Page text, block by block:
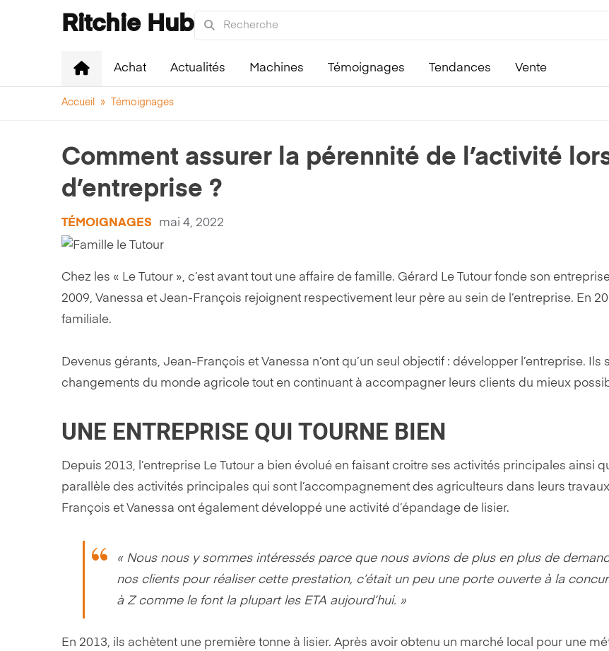
Ritchie Hub
Achat Actualités Machines Témoignages Tendances Vente
Accueil » Témoignages
Comment assurer la pérennité de l’activité
d’entreprise ?
TÉMOIGNAGES mai 4, 2022
Chez les « Le Tutour », c’est avant tout une affaire de famille. Gérard Le Tutour fonde son
2009, Vanessa et Jean-François rejoignent respectivement leur père au sein de l’entreprise. En
familiale.
Devenus gérants, Jean-François et Vanessa n’ont qu’un seul objectif : développer l’entreprise.
changements du monde agricole tout en continuant à accompagner leurs clients du mieux
UNE ENTREPRISE QUI TOURNE BIEN
Depuis 2013, l’entreprise Le Tutour a bien évolué en faisant croitre ses activités principales ainsi
parallèle des activités principales qui sont l’accompagnement des agriculteurs dans leurs
François et Vanessa ont également développé une activité d’épandage de lisier.
« Nous nous y sommes intéressés parce que nous avions de plus en plus de
nos clients pour réaliser cette prestation, c’était un peu une porte ouverte à la
à Z comme le font la plupart les ETA aujourd’hui. »
En 2013, ils achètent une première tonne à lisier. Après avoir obtenu un marché local pour une